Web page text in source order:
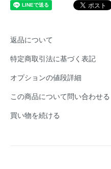
返品について
特定商取引法に基づく表記
オプションの値段詳細
この商品について問い合わせる
買い物を続ける